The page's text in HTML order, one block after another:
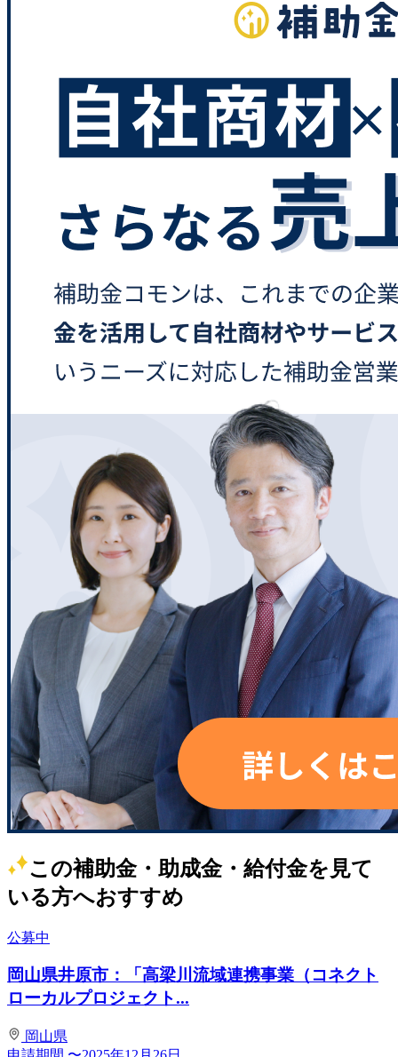
この補助金・助成金・給付金を見て
いる方へおすすめ
公募中
岡山県井原市：「高梁川流域連携事業（コネクト
ローカルプロジェクト...
岡山県